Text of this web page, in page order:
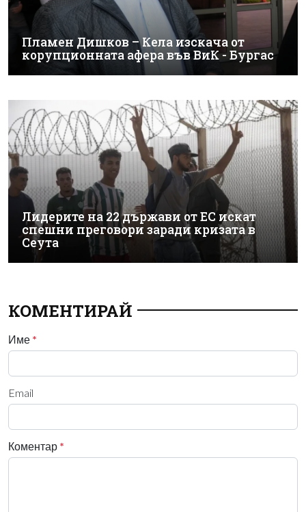
Пламен Дишков – Кела изскача от
корупционната афера във ВиК - Бургас
Лидерите на 22 държави от ЕС искат
спешни преговори заради кризата в
Сеута
КОМЕНТИРАЙ
Име *
Email
Коментар *